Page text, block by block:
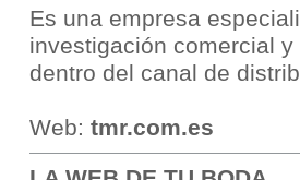
Es una empresa
investigación comercial y
dentro del canal de
Web: tmr.com.es